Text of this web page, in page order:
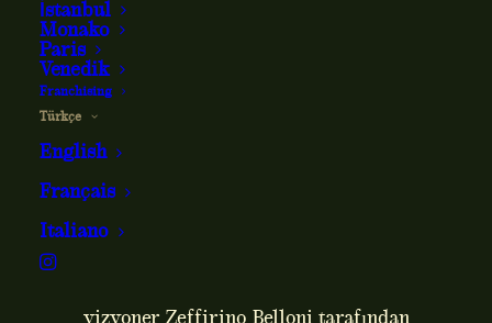
İstanbul
Monako
Paris
Venedik
Franchising
Türkçe
English
Français
Italiano
Zeffirino restoranının tarihi
1939’dan günümüze
1939 yılında, denizcilik tarihiyle yoğrulmuş
vizyoner Zeffirino Belloni tarafından